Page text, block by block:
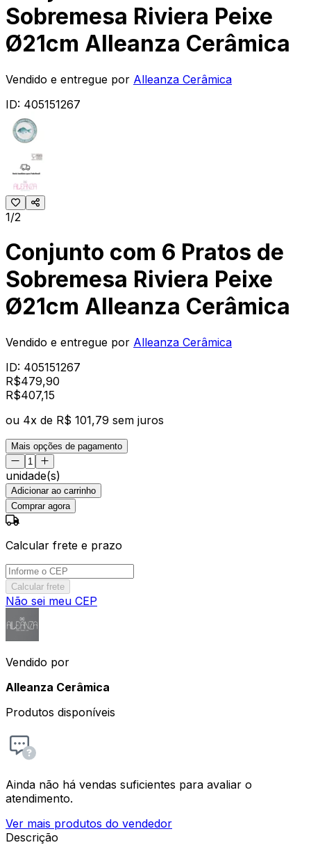
Sobremesa Riviera Peixe
Ø21cm Alleanza Cerâmica
Vendido e entregue por Alleanza Cerâmica
ID: 405151267
1/2
Conjunto com 6 Pratos de
Sobremesa Riviera Peixe
Ø21cm Alleanza Cerâmica
Vendido e entregue por Alleanza Cerâmica
ID: 405151267
R$479,90
R$407,15
ou 4x de R$ 101,79 sem juros
Mais opções de pagamento
unidade(s)
Adicionar ao carrinho
Comprar agora
Calcular frete e prazo
Calcular frete
Não sei meu CEP
Vendido por
Alleanza Cerâmica
Produtos disponíveis
Ainda não há vendas suficientes para avaliar o
atendimento.
Ver mais produtos do vendedor
Descrição